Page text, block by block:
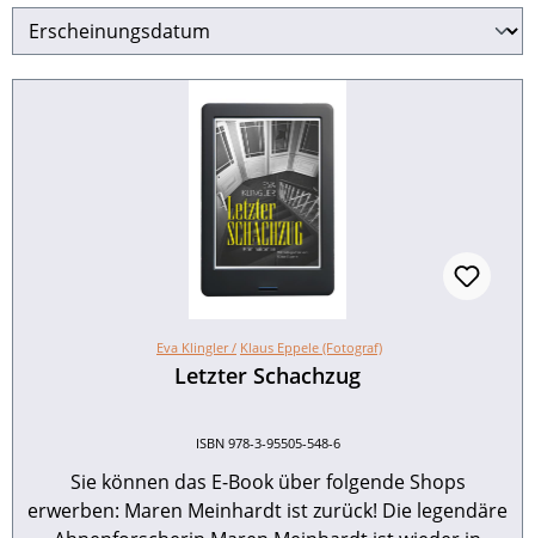
Eva Klingler / Klaus Eppele (Fotograf)
Letzter Schachzug
ISBN 978-3-95505-548-6
Sie können das E-Book über folgende Shops
erwerben: Maren Meinhardt ist zurück! Die legendäre